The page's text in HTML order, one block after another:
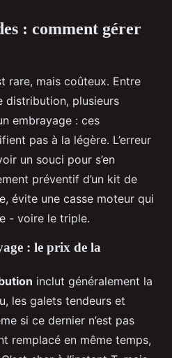
: comment gérer
rare, mais coûteux. Entre
distribution, plusieurs
embrayage : ces
pas à la légère. L’erreur
un souci pour s’en
préventif d’un kit de
évite une casse moteur qui
- voire le triple.
: le prix de la
inclut généralement la
les galets tendeurs et
si ce dernier n’est pas
remplacé en même temps,